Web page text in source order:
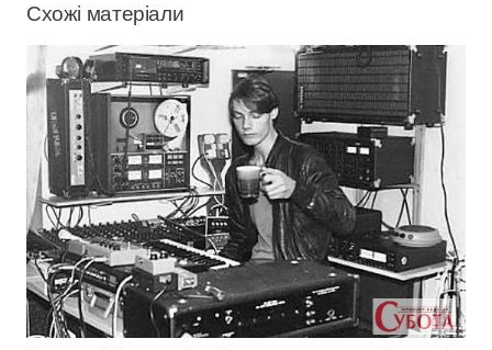
Схожі матеріали